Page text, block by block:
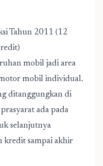
Tahun 2011 (12
mobil jadi area
mobil individual.
ditanggungkan di
ada pada
selanjutnya
kredit sampai akhir